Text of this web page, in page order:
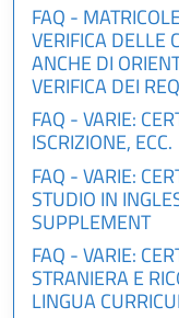
FAQ -
VERIFICA DELLE
ANCHE DI
VERIFICA DEI
FAQ - VARIE:
ISCRIZIONE, ECC.
FAQ - VARIE:
STUDIO IN
SUPPLEMENT
FAQ - VARIE:
STRANIERA E
LINGUA